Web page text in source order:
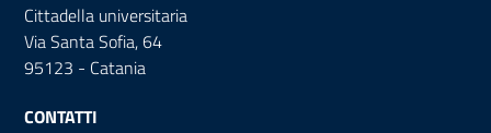
Cittadella universitaria
Via Santa Sofia, 64
95123 - Catania
CONTATTI